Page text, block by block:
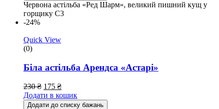
Червона астільба «Ред Шарм», великий пишний кущ у
горщику С3
-24%
Quick View
(0)
Біла астільба Арендса «Астарі»
230₴ 175 ₴
Додати в кошик
Додати до списку бажань